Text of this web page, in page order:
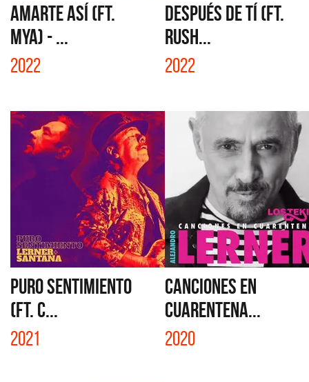
AMARTE ASÍ (FT.
MYA) - ...
2022
DESPUÉS DE TÍ (FT.
RUSH...
2022
PURO SENTIMIENTO
(FT. C...
2021
CANCIONES EN
CUARENTENA...
2020